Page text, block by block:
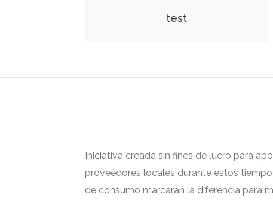
test
Iniciativa creada sin fines de lucro para
proveedores locales durante estos
de consumo marcaran la diferencia para